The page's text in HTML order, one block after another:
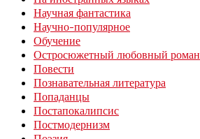
Научная фантастика
Научно-популярное
Обучение
Остросюжетный любовный роман
Повести
Познавательная литература
Попаданцы
Постапокалипсис
Постмодернизм